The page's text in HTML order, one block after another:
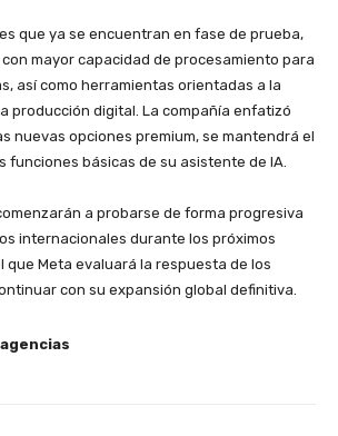
que ya se encuentran en fase de prueba,
mayor capacidad de procesamiento para
así como herramientas orientadas a la
producción digital. La compañía enfatizó
nuevas opciones premium, se mantendrá el
funciones básicas de su asistente de IA.
a probarse de forma progresiva
internacionales durante los próximos
que Meta evaluará la respuesta de los
con su expansión global definitiva.
agencias